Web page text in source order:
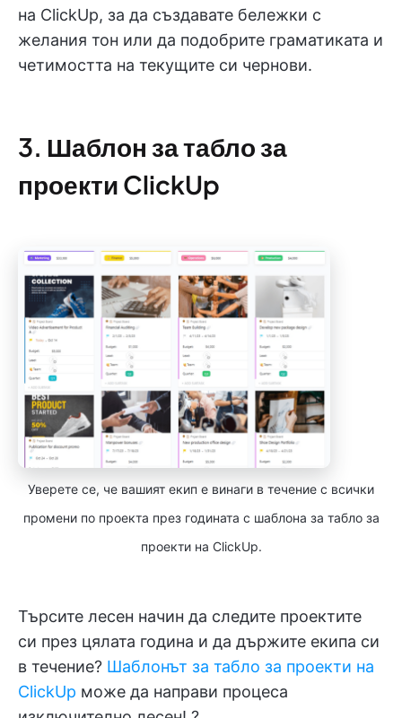
на ClickUp, за да създавате бележки с
желания тон или да подобрите граматиката и
четимостта на текущите си чернови.
3. Шаблон за табло за
проекти ClickUp
Уверете се, че вашият екип е винаги в течение с всички
промени по проекта през годината с шаблона за табло за
проекти на ClickUp.
Търсите лесен начин да следите проектите
си през цялата година и да държите екипа си
в течение? Шаблонът за табло за проекти на
ClickUp може да направи процеса